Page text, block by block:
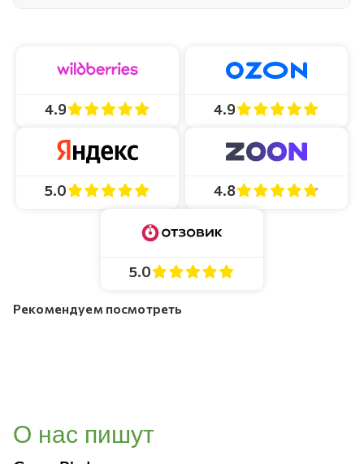
4.9 4.9
5.0 4.8
5.0
Рекомендуем посмотреть
О нас пишут